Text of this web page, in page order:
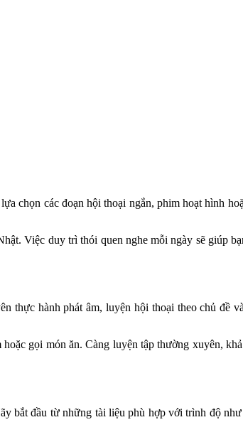
chọn các đoạn hội thoại ngắn, phim hoạt hình
Việc duy trì thói quen nghe mỗi ngày sẽ giúp
thực hành phát âm, luyện hội thoại theo chủ đề
gọi món ăn. Càng luyện tập thường xuyên,
bắt đầu từ những tài liệu phù hợp với trình độ